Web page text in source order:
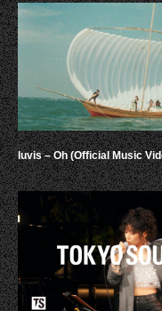
luvis – Oh (Official Music